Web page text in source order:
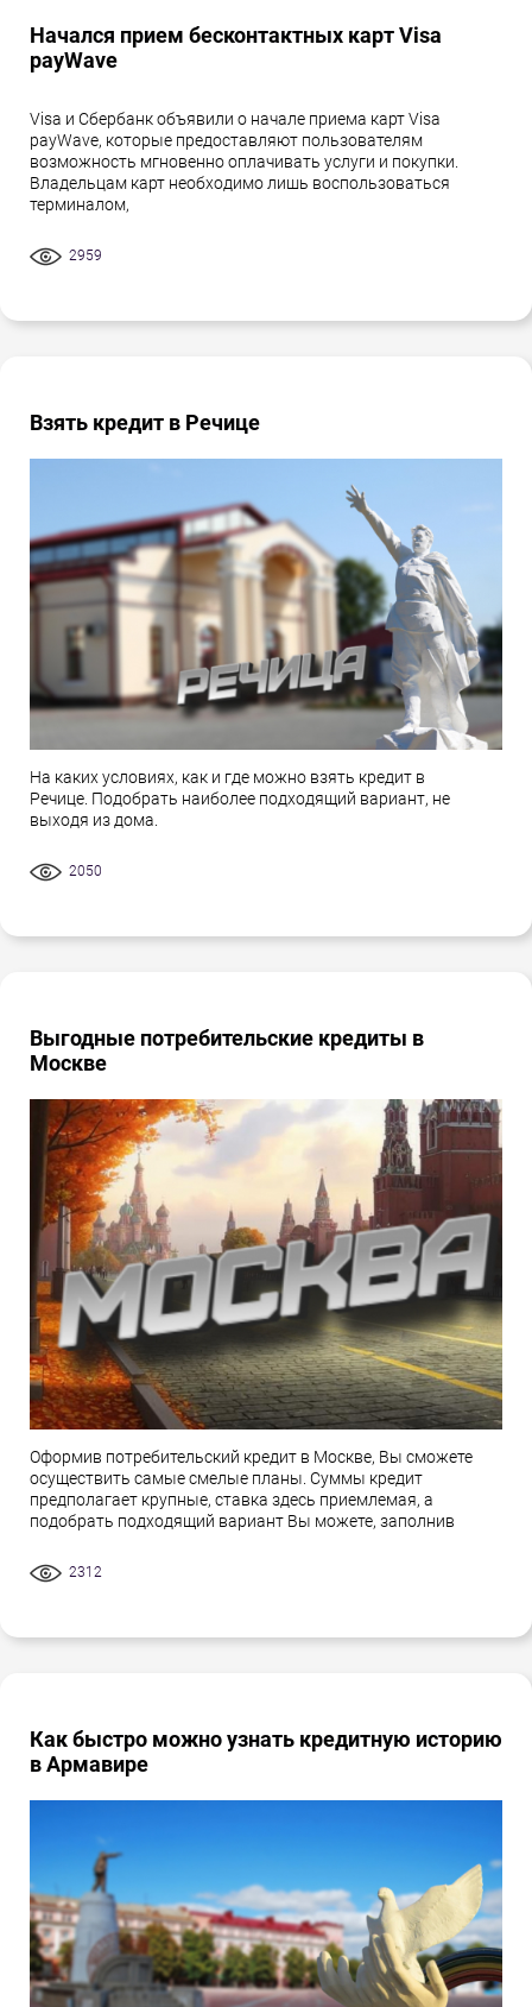
Начался прием бесконтактных карт Visa
payWave
Visa и Сбербанк объявили о начале приема карт Visa
payWave, которые предоставляют пользователям
возможность мгновенно оплачивать услуги и покупки.
Владельцам карт необходимо лишь воспользоваться
терминалом,
2959
Взять кредит в Речице
На каких условиях, как и где можно взять кредит в
Речице. Подобрать наиболее подходящий вариант, не
выходя из дома.
2050
Выгодные потребительские кредиты в
Москве
Оформив потребительский кредит в Москве, Вы сможете
осуществить самые смелые планы. Суммы кредит
предполагает крупные, ставка здесь приемлемая, а
подобрать подходящий вариант Вы можете, заполнив
2312
Как быстро можно узнать кредитную историю
в Армавире